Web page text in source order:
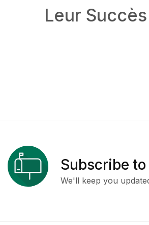
Leur Succès
Subscribe
We'll keep you